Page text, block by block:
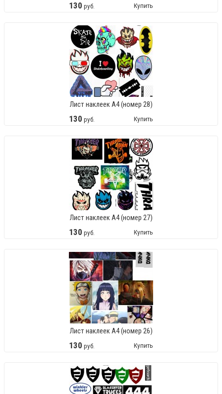
130 руб. Купить
Лист наклеек А4 (номер 28)
130 руб. Купить
Лист наклеек А4 (номер 27)
130 руб. Купить
Лист наклеек А4 (номер 26)
130 руб. Купить